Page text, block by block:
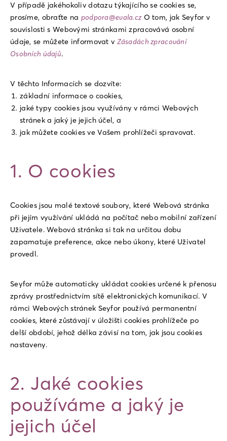
V případě jakéhokoliv dotazu týkajícího se cookies se,
prosíme, obraťte na podpora@evala.cz O tom, jak Seyfor v
souvislosti s Webovými stránkami zpracovává osobní
údaje, se můžete informovat v Zásadách zpracování
Osobních údajů.
V těchto Informacích se dozvíte:
základní informace o cookies,
jaké typy cookies jsou využívány v rámci Webových
stránek a jaký je jejich účel, a
jak můžete cookies ve Vašem prohlížeči spravovat.
1. O cookies
Cookies jsou malé textové soubory, které Webová stránka
při jejím využívání ukládá na počítač nebo mobilní zařízení
Uživatele. Webová stránka si tak na určitou dobu
zapamatuje preference, akce nebo úkony, které Uživatel
provedl.
Seyfor může automaticky ukládat cookies určené k přenosu
zprávy prostřednictvím sítě elektronických komunikací. V
rámci Webových stránek Seyfor používá permanentní
cookies, které zůstávají v úložišti cookies prohlížeče po
delší období, jehož délka závisí na tom, jak jsou cookies
nastaveny.
2. Jaké cookies
používáme a jaký je
jejich účel